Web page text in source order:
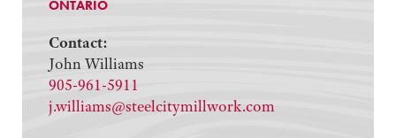
ONTARIO
Contact:
John Williams
905-961-5911
j.williams@steelcitymillwork.com